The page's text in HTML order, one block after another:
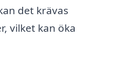
det krävas
vilket kan öka